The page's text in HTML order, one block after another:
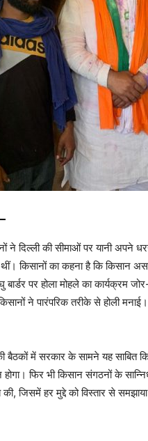
ने दिल्ली की सीमाओं पर यानी अपने
किसानों का कहना है कि किसान
पर होला मोहले का कार्यक्रम
किसानों ने पारंपरिक तरीके से होली
बैठकों में सरकार के सामने यह साबित
फिर भी किसान संगठनों के
जिसमें हर मुद्दे को विस्तार से